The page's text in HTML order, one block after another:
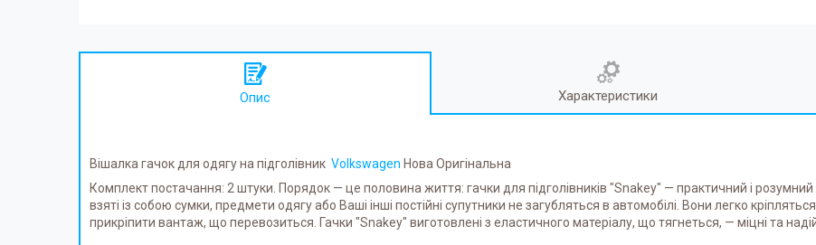
Опис Характеристики
Вішалка гачок для одягу на підголівник Volkswagen Нова Оригінальна
Комплект постачання: 2 штуки. Порядок — це половина життя: гачки для підголівників "Snakey" — практичний і
взяті із собою сумки, предмети одягу або Ваші інші постійні супутники не загубляться в автомобілі. Вони легко
прикріпити вантаж, що перевозиться. Гачки "Snakey" виготовлені з еластичного матеріалу, що тягнеться, — міцні та